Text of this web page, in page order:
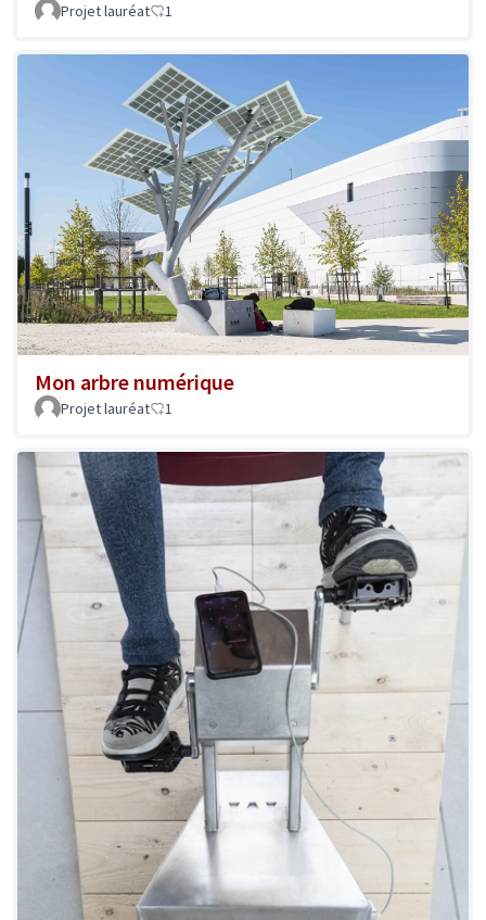
Projet lauréat 1
Mon arbre numérique
Projet lauréat 1